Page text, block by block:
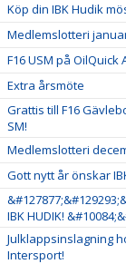
Köp din IBK Hudik
Medlemslotteri
F16 USM på OilQuick
Extra årsmöte
Grattis till F16
SM!
Medlemslotteri
Gott nytt år önskar
IBK HUDIK!
Julklappsinslagning
Intersport!